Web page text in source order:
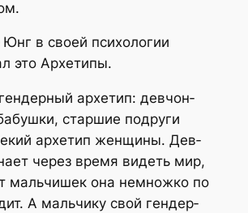
в сво­ей пси­хо­ло­гии
это Архетипы.
архе­тип: дев­чон­
стар­шие подру­ги
архе­тип жен­щи­ны. Дев­
через вре­мя видеть мир,
маль­чи­шек она немнож­ко по
А маль­чи­ку свой ген­дер­